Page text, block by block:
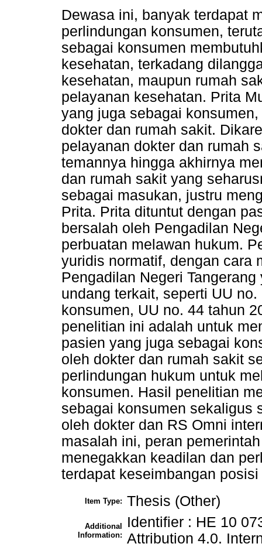
Dewasa ini, banyak terdapat
perlindungan konsumen,
sebagai konsumen
kesehatan, terkadang
kesehatan, maupun rumah
pelayanan kesehatan. Prita
yang juga sebagai
dokter dan rumah sakit.
pelayanan dokter dan rumah
temannya hingga akhirnya
dan rumah sakit yang
sebagai masukan, justru
Prita. Prita dituntut dengan
bersalah oleh Pengadilan
perbuatan melawan hukum.
yuridis normatif, dengan cara
Pengadilan Negeri
undang terkait, seperti UU
konsumen, UU no. 44 tahun
penelitian ini adalah untuk
pasien yang juga sebagai
oleh dokter dan rumah sakit
perlindungan hukum untuk
konsumen. Hasil penelitian
sebagai konsumen sekaligus
oleh dokter dan RS Omni
masalah ini, peran
menegakkan keadilan dan
terdapat keseimbangan
Item Type: Thesis (Other)
Additional
Information:
Identifier : HE 10
Attribution 4.0.